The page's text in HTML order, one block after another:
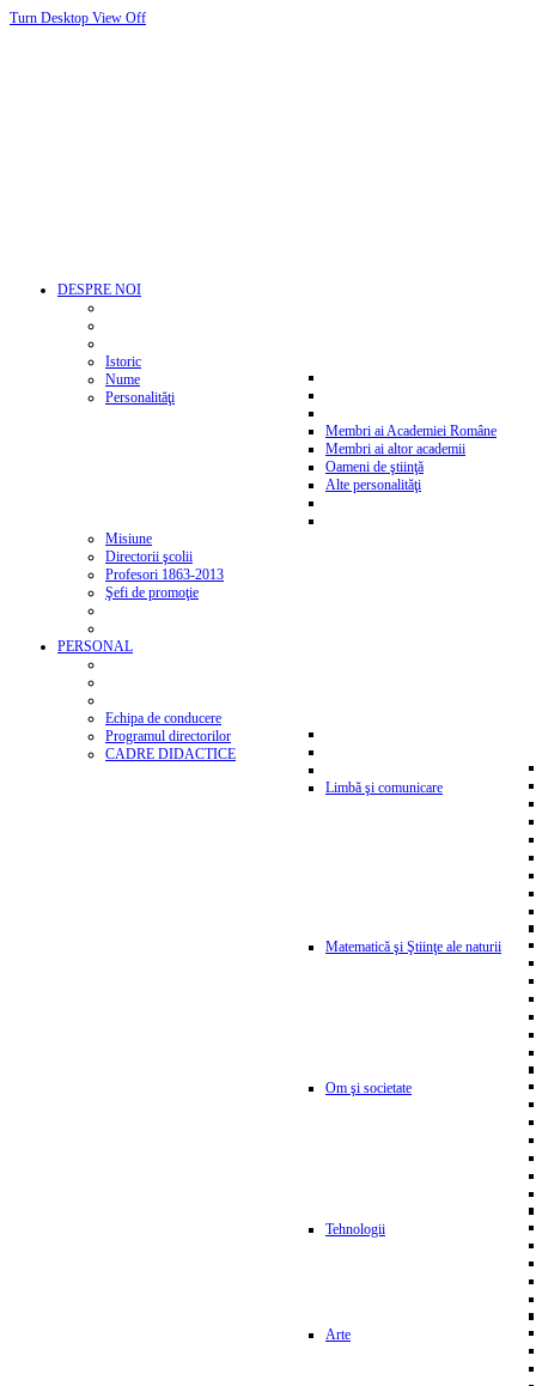
Turn Desktop View Off
DESPRE NOI
Istoric
Nume
Personalităţi
Membri ai Academiei Române
Membri ai altor academii
Oameni de ştiinţă
Alte personalităţi
Misiune
Directorii şcolii
Profesori 1863-2013
Şefi de promoţie
PERSONAL
Echipa de conducere
Programul directorilor
CADRE DIDACTICE
Limbă şi comunicare
Matematică şi Ştiinţe ale naturii
Om şi societate
Tehnologii
Arte